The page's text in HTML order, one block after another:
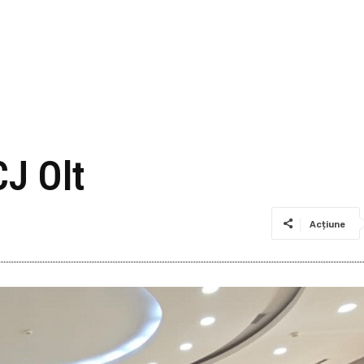
Olt
Acțiune